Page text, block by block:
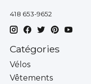
418 653-9652
Catégories
Vélos
Vêtements